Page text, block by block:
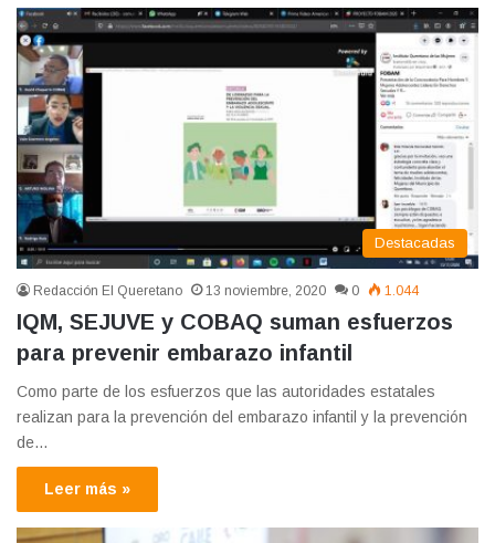
Destacadas
Redacción El Queretano 13 noviembre, 2020 0 1.044
IQM, SEJUVE y COBAQ suman esfuerzos
para prevenir embarazo infantil
Como parte de los esfuerzos que las autoridades estatales
realizan para la prevención del embarazo infantil y la prevención
de…
Leer más »